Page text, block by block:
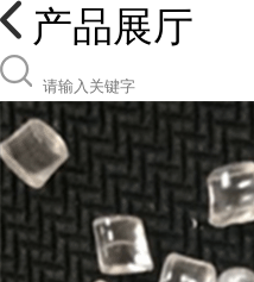
产品展厅